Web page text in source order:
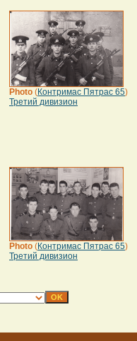
Photo (Контримас Пятрас 65)
Третий дивизион
Photo (Контримас Пятрас 65)
Третий дивизион